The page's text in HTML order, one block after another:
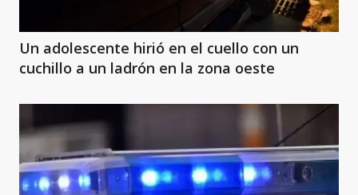
Un adolescente hirió en el cuello con un
cuchillo a un ladrón en la zona oeste